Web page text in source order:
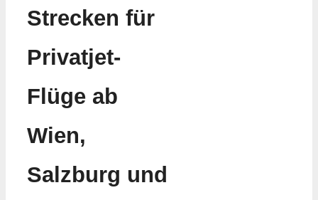
Strecken für
Privatjet-
Flüge ab
Wien,
Salzburg und